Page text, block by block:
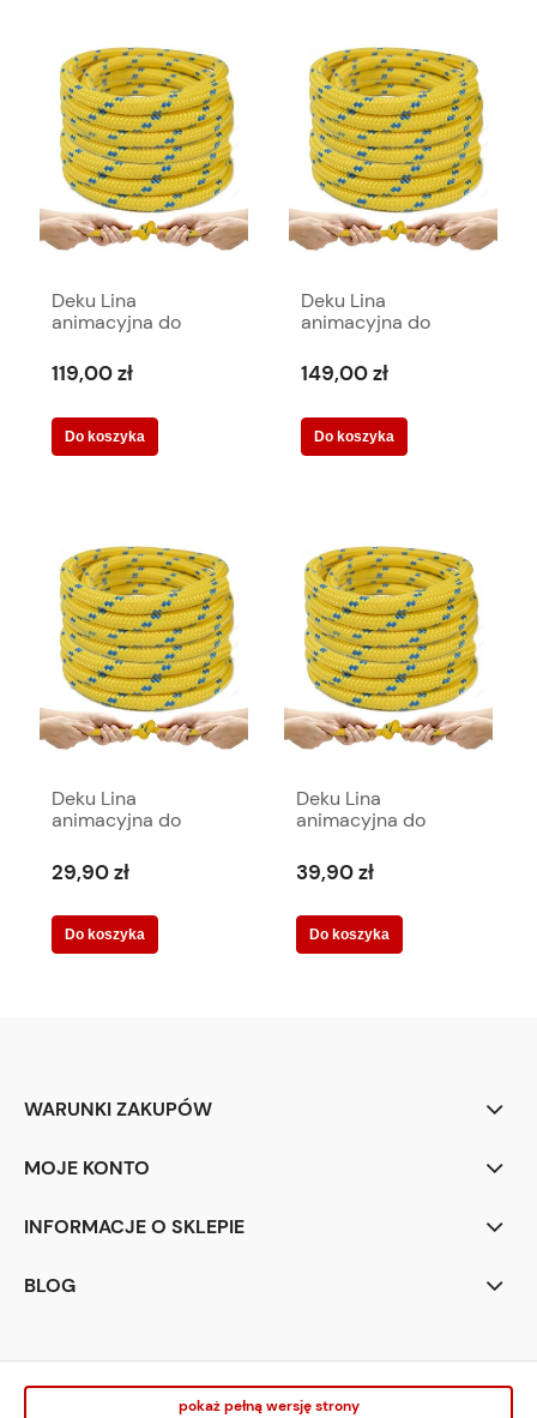
Deku Lina
animacyjna do
metrów 578418
119,00 zł
Do koszyka
Deku Lina
animacyjna do
metrów 578425
149,00 zł
Do koszyka
Deku Lina
animacyjna do
metrów 578098
29,90 zł
Do koszyka
Deku Lina
animacyjna do
metra 578104
39,90 zł
Do koszyka
WARUNKI ZAKUPÓW
MOJE KONTO
INFORMACJE O SKLEPIE
BLOG
pokaż pełną wersję strony